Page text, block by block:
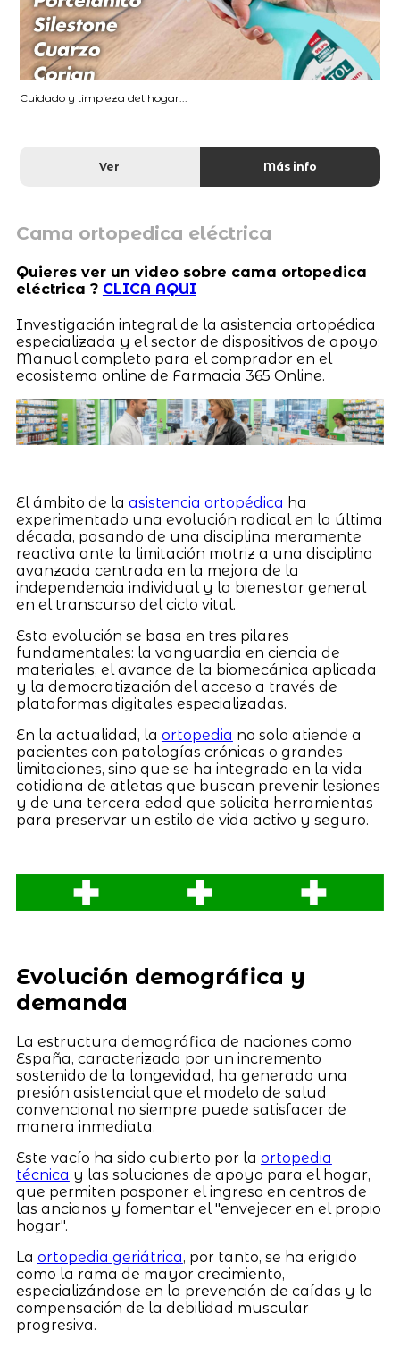
Cuidado y limpieza del hogar...
Ver Más info
Cama ortopedica eléctrica
Quieres ver un video sobre cama ortopedica
eléctrica ? CLICA AQUI
Investigación integral de la asistencia ortopédica
especializada y el sector de dispositivos de apoyo:
Manual completo para el comprador en el
ecosistema online de Farmacia 365 Online.
El ámbito de la asistencia ortopédica ha
experimentado una evolución radical en la última
década, pasando de una disciplina meramente
reactiva ante la limitación motriz a una disciplina
avanzada centrada en la mejora de la
independencia individual y la bienestar general
en el transcurso del ciclo vital.
Esta evolución se basa en tres pilares
fundamentales: la vanguardia en ciencia de
materiales, el avance de la biomecánica aplicada
y la democratización del acceso a través de
plataformas digitales especializadas.
En la actualidad, la ortopedia no solo atiende a
pacientes con patologías crónicas o grandes
limitaciones, sino que se ha integrado en la vida
cotidiana de atletas que buscan prevenir lesiones
y de una tercera edad que solicita herramientas
para preservar un estilo de vida activo y seguro.
Evolución demográfica y
demanda
La estructura demográfica de naciones como
España, caracterizada por un incremento
sostenido de la longevidad, ha generado una
presión asistencial que el modelo de salud
convencional no siempre puede satisfacer de
manera inmediata.
Este vacío ha sido cubierto por la ortopedia
técnica y las soluciones de apoyo para el hogar,
que permiten posponer el ingreso en centros de
las ancianos y fomentar el "envejecer en el propio
hogar".
La ortopedia geriátrica, por tanto, se ha erigido
como la rama de mayor crecimiento,
especializándose en la prevención de caídas y la
compensación de la debilidad muscular
progresiva.